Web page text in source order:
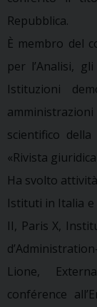
Repubblica.
È membro del
per l’Analisi,
Istituzioni
scientifico
«Rivista giuridica
Ha svolto
Istituti in Italia e
II, Paris X,
Lione,
conférence